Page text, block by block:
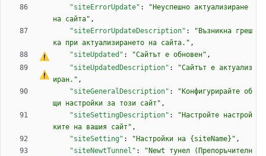
"siteErrorUpdate" :
"Неуспешно актуализиране
на сайта" ,
"siteErrorUpdateDescription" :
"Възникна греш
ка при актуализирането на сайта." ,
"siteUpdated" : "Сайтът е обновен" ,
"siteUpdatedDescription" : "Сайтът е актуализ
иран." ,
"siteGeneralDescription" :
"Конфигурирайте об
щи настройки за този сайт" ,
"siteSettingDescription" :
"Настройте настрой
ките на вашия сайт" ,
"siteSetting" : "Настройки на {siteName}" ,
"siteNewtTunnel" :
"Newt тунел (Препоръчителн